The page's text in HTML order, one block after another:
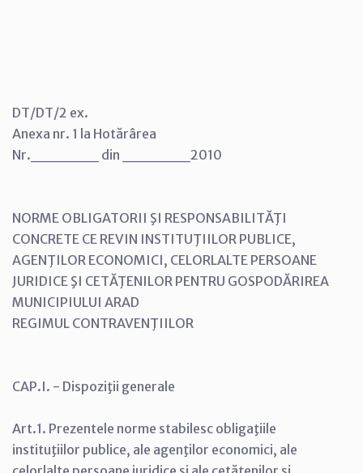
DT/DT/2 ex.
Anexa nr. 1 la Hotărârea
Nr.______ din ______2010
NORME OBLIGATORII ŞI RESPONSABILITĂŢI
CONCRETE CE REVIN INSTITUŢIILOR PUBLICE,
AGENŢILOR ECONOMICI, CELORLALTE PERSOANE
JURIDICE ŞI CETĂŢENILOR PENTRU GOSPODĂRIREA
MUNICIPIULUI ARAD
REGIMUL CONTRAVENŢIILOR
CAP.I. - Dispoziţii generale
Art.1. Prezentele norme stabilesc obligaţiile
instituţiilor publice, ale agenţilor economici, ale